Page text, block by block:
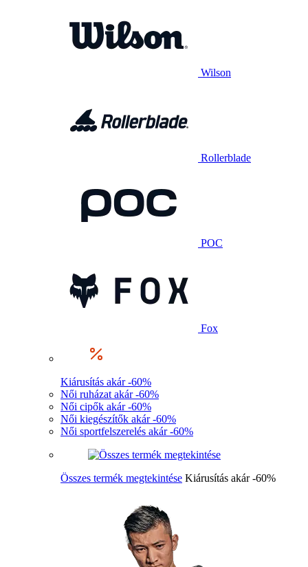
Wilson
Rollerblade
POC
Fox
Kiárusítás akár -60%
Női ruházat akár -60%
Női cipők akár -60%
Női kiegészítők akár -60%
Női sportfelszerelés akár -60%
Összes termék megtekintése Kiárusítás akár -60%